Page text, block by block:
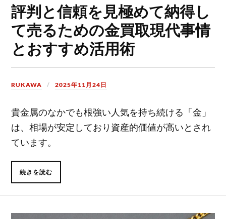
評判と信頼を見極めて納得し
て売るための金買取現代事情
とおすすめ活用術
RUKAWA 2025年11月24日
貴金属のなかでも根強い人気を持ち続ける「金」
は、相場が安定しており資産的価値が高いとされ
ています。
続きを読む